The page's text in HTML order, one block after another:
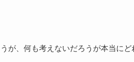
が、何も考えないだろうが本当にど